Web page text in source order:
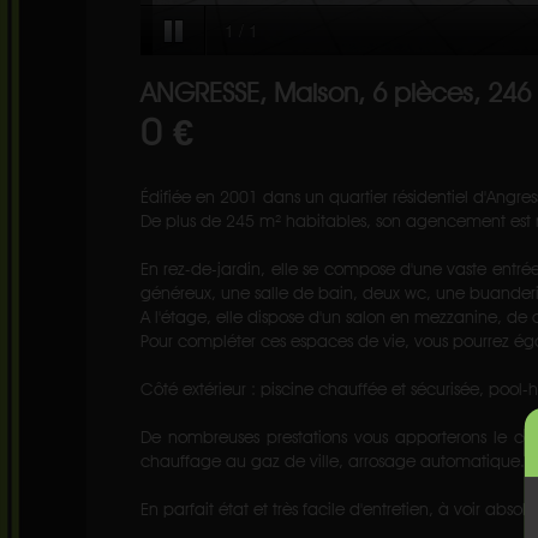
ANGRESSE, Maison, 6 pièces, 246
0 €
Édifiée en 2001 dans un quartier résidentiel
De plus de 245 m² habitables, son agencement est
En rez-de-jardin, elle se compose d'une vaste
généreux, une salle de bain, deux wc, une
A l'étage, elle dispose d'un salon en mezzanine,
Pour compléter ces espaces de vie, vous pourrez
Côté extérieur : piscine chauffée et sécurisée, pool-
De nombreuses prestations vous apporterons le
chauffage au gaz de ville, arrosage automatique...
En parfait état et très facile d'entretien, à voir